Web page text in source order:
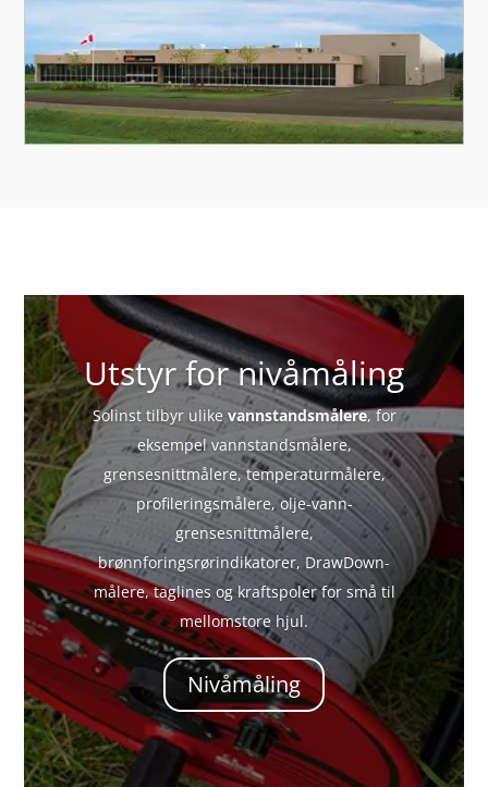
Utstyr for nivåmåling
Solinst tilbyr ulike vannstandsmålere, for
eksempel vannstandsmålere,
grensesnittmålere, temperaturmålere,
profileringsmålere, olje-vann-
grensesnittmålere,
brønnforingsrørindikatorer, DrawDown-
målere, taglines og kraftspoler for små til
mellomstore hjul.
Nivåmåling